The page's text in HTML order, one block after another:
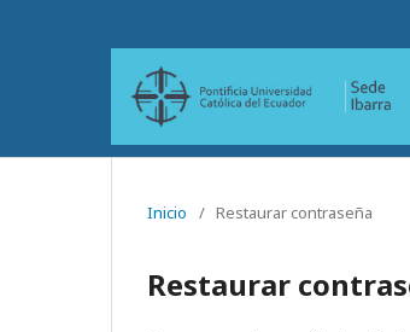
Inicio / Restaurar contraseña
Restaurar